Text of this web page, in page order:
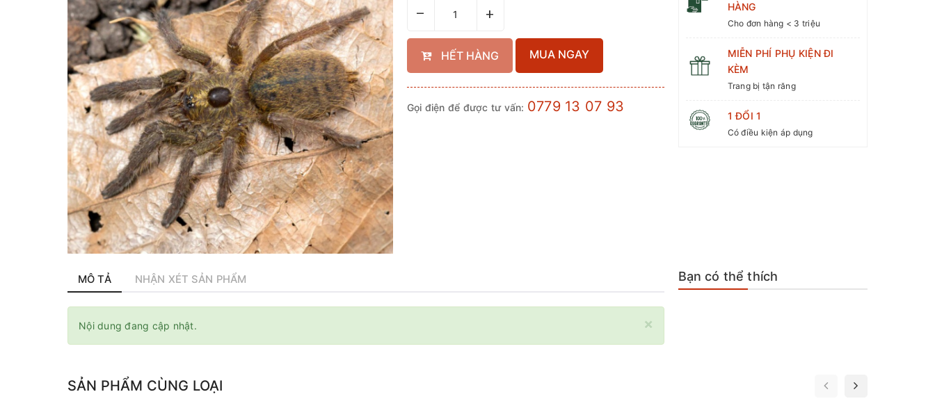
– +
HẾT HÀNG MUA NGAY
Gọi điện để được tư vấn: 0779 13 07 93
HÀNG
Cho đơn hàng < 3 triệu
MIỄN PHÍ PHỤ KIỆN ĐI
KÈM
Trang bị tận răng
1 ĐỔI 1
Có điều kiện áp dụng
MÔ TẢ NHẬN XÉT SẢN PHẨM
×
Nội dung đang cập nhật.
Bạn có thể thích
SẢN PHẨM CÙNG LOẠI